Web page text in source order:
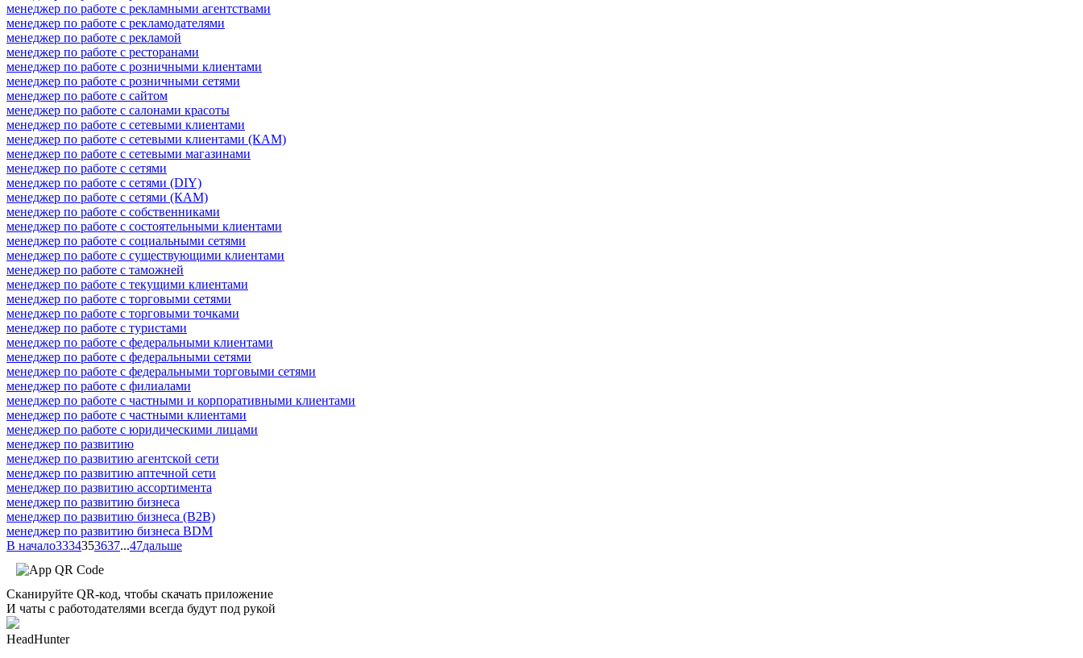
менеджер по работе с рекламными агентствами
менеджер по работе с рекламодателями
менеджер по работе с рекламой
менеджер по работе с ресторанами
менеджер по работе с розничными клиентами
менеджер по работе с розничными сетями
менеджер по работе с сайтом
менеджер по работе с салонами красоты
менеджер по работе с сетевыми клиентами
менеджер по работе с сетевыми клиентами (КАМ)
менеджер по работе с сетевыми магазинами
менеджер по работе с сетями
менеджер по работе с сетями (DIY)
менеджер по работе с сетями (КАМ)
менеджер по работе с собственниками
менеджер по работе с состоятельными клиентами
менеджер по работе с социальными сетями
менеджер по работе с существующими клиентами
менеджер по работе с таможней
менеджер по работе с текущими клиентами
менеджер по работе с торговыми сетями
менеджер по работе с торговыми точками
менеджер по работе с туристами
менеджер по работе с федеральными клиентами
менеджер по работе с федеральными сетями
менеджер по работе с федеральными торговыми сетями
менеджер по работе с филиалами
менеджер по работе с частными и корпоративными клиентами
менеджер по работе с частными клиентами
менеджер по работе с юридическими лицами
менеджер по развитию
менеджер по развитию агентской сети
менеджер по развитию аптечной сети
менеджер по развитию ассортимента
менеджер по развитию бизнеса
менеджер по развитию бизнеса (B2B)
менеджер по развитию бизнеса BDM
В начало3334353637...47дальше
Сканируйте QR-код, чтобы скачать приложение
И чаты с работодателями всегда будут под рукой
HeadHunter